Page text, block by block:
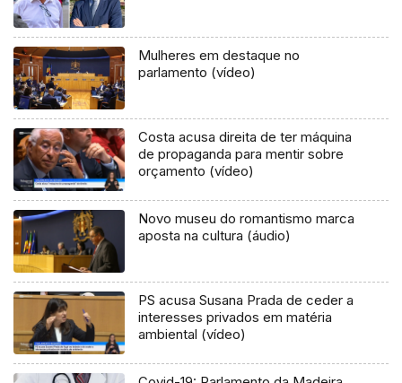
Mulheres em destaque no
parlamento (vídeo)
Costa acusa direita de ter máquina
de propaganda para mentir sobre
orçamento (vídeo)
Novo museu do romantismo marca
aposta na cultura (áudio)
PS acusa Susana Prada de ceder a
interesses privados em matéria
ambiental (vídeo)